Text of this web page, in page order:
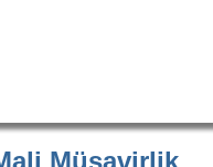
Müşavirlik